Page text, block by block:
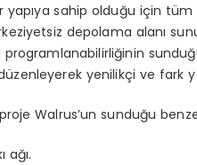
yapıya sahip olduğu için
depolama alanı
yenilikçi ve fark
Walrus’un sunduğu
ağı.